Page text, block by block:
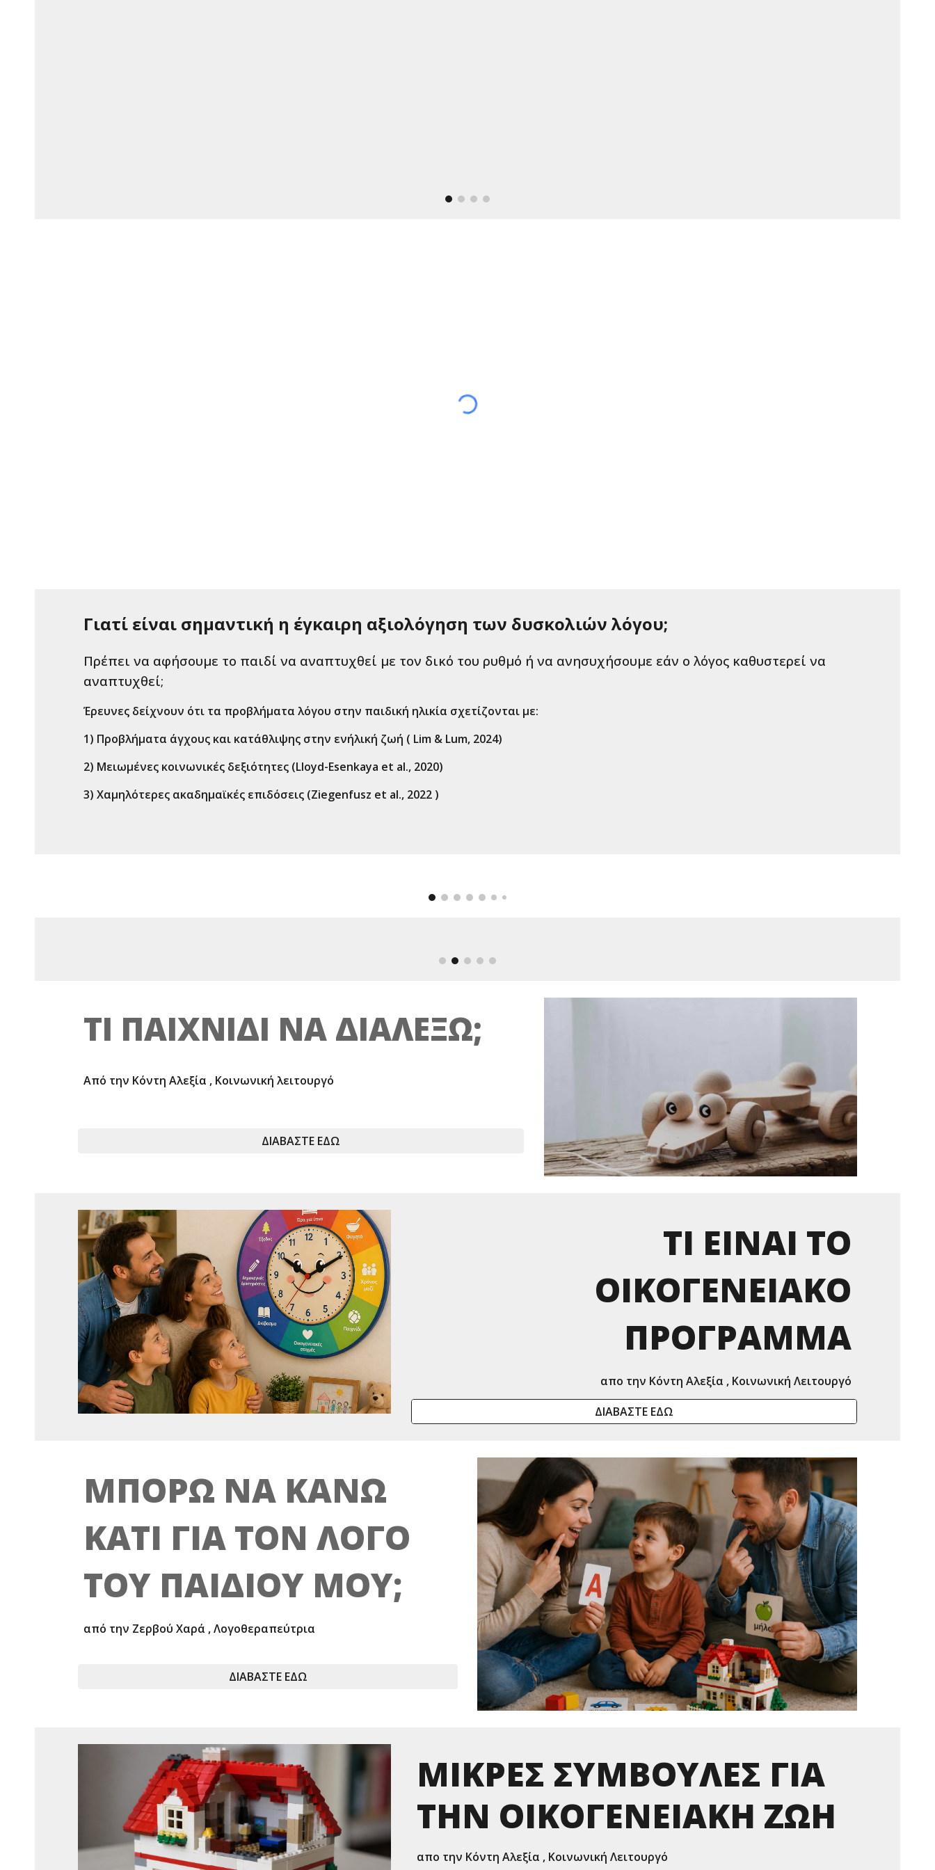
Γιατί είναι σημαντική η έγκαιρη αξιολόγηση των δυσκολιών λόγου;
Πρέπει να αφήσουμε το παιδί να αναπτυχθεί με τον δικό του ρυθμό ή να ανησυχήσουμε εάν ο λόγος καθυστερεί να
αναπτυχθεί;
Έρευνες δείχνουν ότι τα προβλήματα λόγου στην παιδική ηλικία σχετίζονται με:
1) Προβλήματα άγχους και κατάθλιψης στην ενήλική ζωή ( Lim & Lum, 2024)
2) Μειωμένες κοινωνικές δεξιότητες (Lloyd-Esenkaya et al., 2020)
3) Χαμηλότερες ακαδημαϊκές επιδόσεις (Ziegenfusz et al., 2022 )
ΤΙ ΠΑΙΧΝΙΔΙ ΝΑ ΔΙΑΛΕΞΩ;
Από την Κόντη Αλεξία , Κοινωνική λειτουργό
ΔΙΑΒΑΣΤΕ ΕΔΩ
ΤΙ ΕΙΝΑΙ ΤΟ
ΟΙΚΟΓΕΝΕΙΑΚΟ
ΠΡΟΓΡΑΜΜΑ
απο την Κόντη Αλεξία , Κοινωνική Λειτουργό
ΔΙΑΒΑΣΤΕ ΕΔΩ
ΜΠΟΡΩ ΝΑ ΚΑΝΩ
ΚΑΤΙ ΓΙΑ ΤΟΝ ΛΟΓΟ
ΤΟΥ ΠΑΙΔΙΟΥ ΜΟΥ;
από την Ζερβού Χαρά , Λογοθεραπεύτρια
ΔΙΑΒΑΣΤΕ ΕΔΩ
ΜΙΚΡΕΣ ΣΥΜΒΟΥΛΕΣ ΓΙΑ
ΤΗΝ ΟΙΚΟΓΕΝΕΙΑΚΗ ΖΩΗ
απο την Κόντη Αλεξία , Κοινωνική Λειτουργό